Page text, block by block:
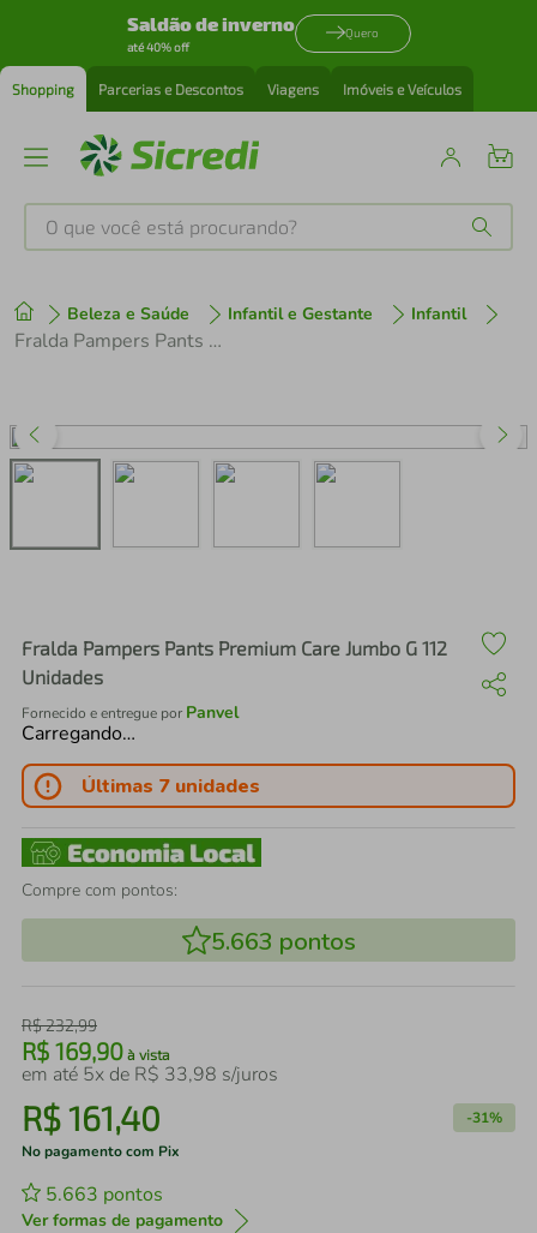
Saldão de inverno
até 40% off
Quero
Shopping Parcerias e Descontos Viagens Imóveis e Veículos
O que você está procurando?
Beleza e Saúde Infantil e Gestante Infantil
Fralda Pampers Pants Premium Care Jumbo G 112 Unidades
Fralda Pampers Pants Premium Care Jumbo G 112
Unidades
Fornecido e entregue por Panvel
Carregando…
Últimas 7 unidades
Compre com pontos:
5.663 pontos
R$232,99
R$ 169,90 à vista
em até 5x de R$ 33,98 s/juros
R$161,40 -31%
No pagamento com Pix
5.663 pontos
Ver formas de pagamento
1º tenis
perfume